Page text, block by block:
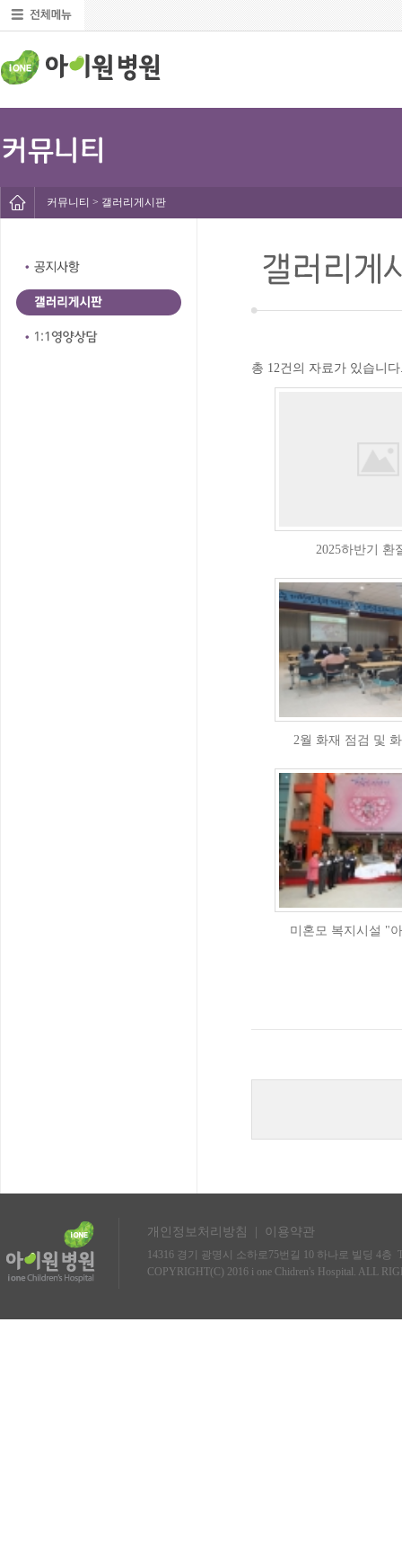
커뮤니티 > 갤러리게시판
총 12건의 자료가 있습니
2025하반기 환
2월 화재 점검 및
미혼모 복지시설 "
개인정보처리방침 이용약관
14316 경기 광명시 소하로75번길 10 하나로 빌딩 4층
COPYRIGHT(C) 2016 i one Chidren's Hospital. ALL